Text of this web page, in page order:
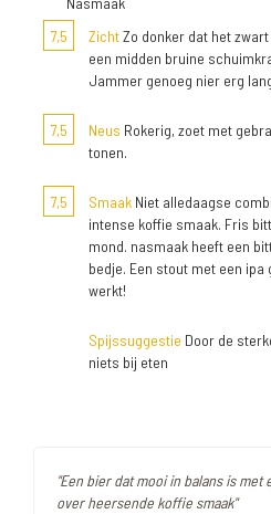
7,5
ZichtZo donker dat het
een midden bruine
Jammer genoeg nier erg
7,5 Neus Rokerig, zoet met
tonen.
7,5 Smaak Niet alledaagse
intense koffie smaak. Fris
mond. nasmaak heeft een
bedje. Een stout met een
werkt!
Spijssuggestie Door de
niets bij eten
"Een bier dat mooi in balans is met
over heersende koffie smaak"